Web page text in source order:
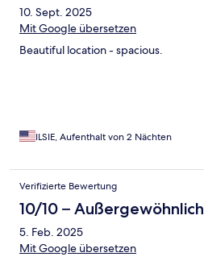
10. Sept. 2025
Mit Google übersetzen
Beautiful location - spacious.
ILSIE, Aufenthalt von 2 Nächten
Verifizierte Bewertung
10/10 – Außergewöhnlich
5. Feb. 2025
Mit Google übersetzen